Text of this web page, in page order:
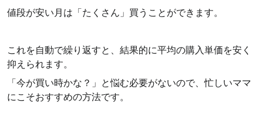
値段が安い月は「たくさん」買うことができます。
これを自動で繰り返すと、結果的に平均の購入単価を安く
抑えられます。
「今が買い時かな？」と悩む必要がないので、忙しいママ
にこそおすすめの方法です。